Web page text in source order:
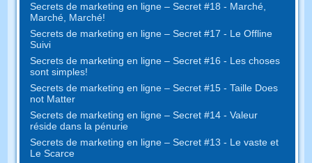
Secrets de marketing en ligne – Secret #18 - Marché,
Marché, Marché!
Secrets de marketing en ligne – Secret #17 - Le Offline
Suivi
Secrets de marketing en ligne – Secret #16 - Les choses
sont simples!
Secrets de marketing en ligne – Secret #15 - Taille Does
not Matter
Secrets de marketing en ligne – Secret #14 - Valeur
réside dans la pénurie
Secrets de marketing en ligne – Secret #13 - Le vaste et
Le Scarce